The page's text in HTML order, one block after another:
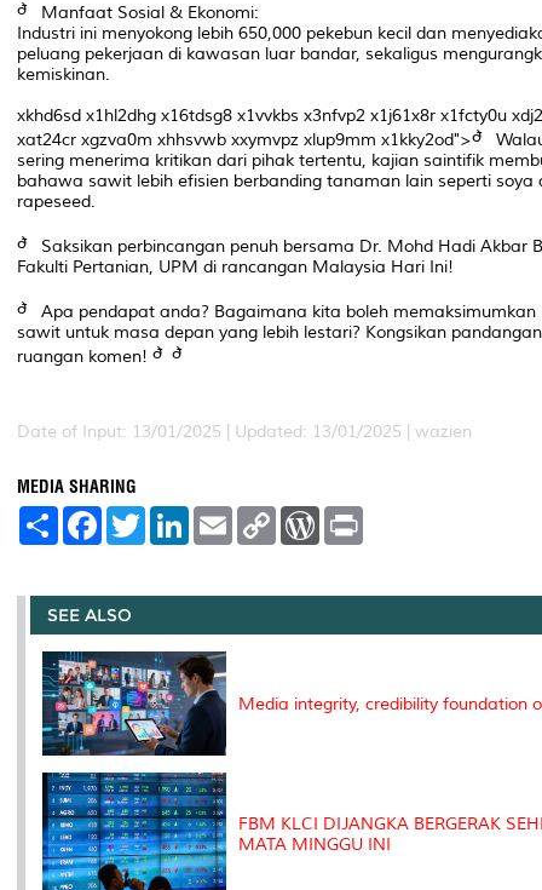
Manfaat Sosial & Ekonomi:
Industri ini menyokong lebih 650,000 pekebun kecil dan
peluang pekerjaan di kawasan luar bandar, sekaligus
kemiskinan.
xkhd6sd x1hl2dhg x16tdsg8 x1vvkbs x3nfvp2 x1j61x8r x1fcty0u
xat24cr xgzva0m xhhsvwb xxymvpz xlup9mm x1kky2od">
sering menerima kritikan dari pihak tertentu, kajian saintifik
bahawa sawit lebih efisien berbanding tanaman lain seperti soya
rapeseed.
Saksikan perbincangan penuh bersama Dr. Mohd Hadi Akbar
Fakulti Pertanian, UPM di rancangan Malaysia Hari Ini!
Apa pendapat anda? Bagaimana kita boleh memaksimumkan
sawit untuk masa depan yang lebih lestari? Kongsikan
ruangan komen!
Date of Input: 13/01/2025 | Updated: 13/01/2025 | wazien
MEDIA SHARING
S
e
F
a
b
o
o
k
T
w
t
r
L
e
I
n
E
m
l
C
L
n
W
P
e
t
SEE ALSO
Media integrity, credibility foundation
FBM KLCI DIJANGKA BERGERAK
MATA MINGGU INI